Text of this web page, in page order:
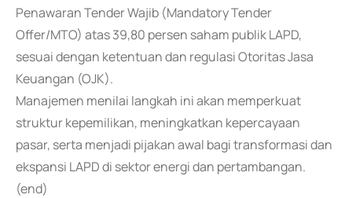
Penawaran Tender Wajib (Mandatory Tender
Offer/MTO) atas 39,80 persen saham publik LAPD,
sesuai dengan ketentuan dan regulasi Otoritas Jasa
Keuangan (OJK).
Manajemen menilai langkah ini akan memperkuat
struktur kepemilikan, meningkatkan kepercayaan
pasar, serta menjadi pijakan awal bagi transformasi dan
ekspansi LAPD di sektor energi dan pertambangan.
(end)